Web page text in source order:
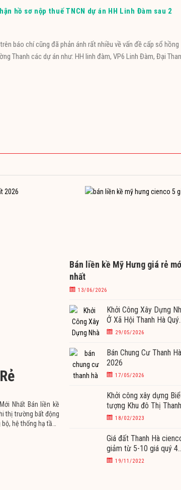
hồ sơ nộp thuế TNCN dự án HH Linh Đàm sau 2
báo chí cũng đã phản ánh rất nhiều về vấn đề cấp sổ hồng
Thanh các dự án như: HH linh đàm, VP6 Linh Đàm, Đại
Nhất Bán liền kề
thị trường bất động
hệ thống hạ tầng
Bán liền kề Mỹ Hưng giá rẻ
nhất
13/06/2026
Khởi Công Xây Dựng
Ở Xã Hội Thanh Hà Quý
II/2026
29/05/2026
Bán Chung Cư Thanh
2026
17/05/2026
Khởi công xây dựng
tượng Khu đô Thị
hà Cienco5 tháng 3/
18/02/2023
Giá đất Thanh Hà
giảm từ 5-10 giá quý 4
202219/11/2022